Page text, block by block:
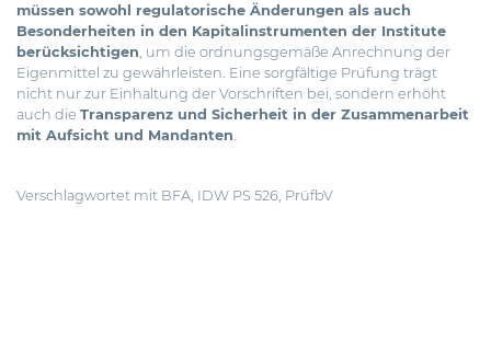
müssen sowohl regulatorische Änderungen als auch
Besonderheiten in den Kapitalinstrumenten der Institute
berücksichtigen, um die ordnungsgemäße Anrechnung der
Eigenmittel zu gewährleisten. Eine sorgfältige Prüfung trägt
nicht nur zur Einhaltung der Vorschriften bei, sondern erhöht
auch die Transparenz und Sicherheit in der Zusammenarbeit
mit Aufsicht und Mandanten.
Verschlagwortet mit BFA, IDW PS 526, PrüfbV